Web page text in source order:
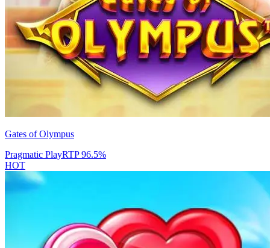
Gates of Olympus
Pragmatic PlayRTP96.5%
HOT